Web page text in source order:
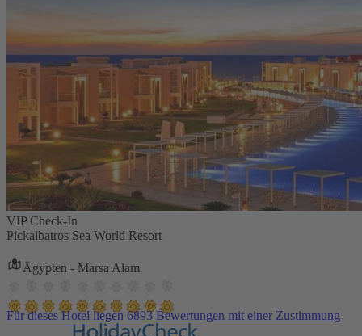
VIP Check-In
Pickalbatros Sea World Resort
Ägypten - Marsa Alam
Für dieses Hotel liegen 6893 Bewertungen mit einer Zustimmung